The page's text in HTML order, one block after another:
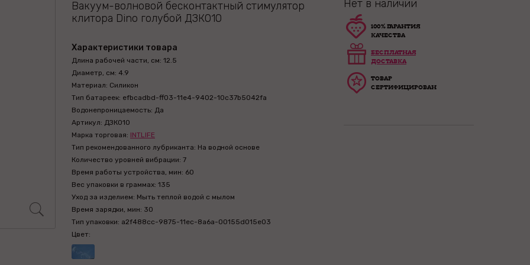
Вакуум-волновой бесконтактный стимулятор
клитора Dino голубой ДЗК010
Характеристики товара
Длина рабочей части, см: 12.5
Диаметр, см: 4.9
Материал: Силикон
Тип батареек: efbcadbd-ff03-11e4-9402-10c37b5042fa
Водонепроницаемость: Да
Артикул: ДЗК010
Марка торговая: INTLIFE
Тип рекомендованного лубриканта: На водной основе
Количество уровней вибрации: 7
Время работы устройства, мин: 60
Вес упаковки в граммах: 135
Уход за изделием: Мыть теплой водой с мылом
Время зарядки, мин: 30
Тип упаковки: a2f488cc-9875-11ec-8a6a-00155d015e03
Цвет:
Нет в наличии
100% ГАРАНТИЯ
КАЧЕСТВА
БЕСПЛАТНАЯ
ДОСТАВКА
ТОВАР
СЕРТИФИЦИРОВАН